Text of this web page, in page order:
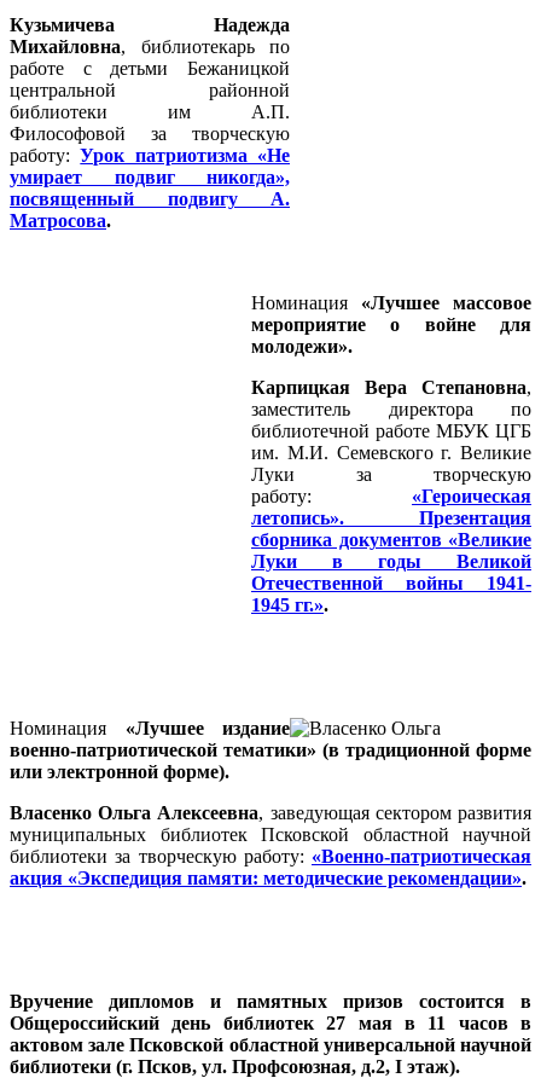
Кузьмичева Надежда
Михайловна, библиотекарь по
работе с детьми Бежаницкой
центральной районной
библиотеки им А.П.
Философовой за творческую
работу:Урок патриотизма «Не
умирает подвиг никогда»,
посвященный подвигу А.
Матросова.
Номинация «Лучшее массовое
мероприятие о войне для
молодежи».
Карпицкая Вера Степановна,
заместитель директора по
библиотечной работе МБУК ЦГБ
им. М.И. Семевского г. Великие
Луки за творческую
работу: «Героическая
летопись». Презентация
сборника документов «Великие
Луки в годы Великой
Отечественной войны 1941-
1945 гг.».
Номинация «Лучшее издание
военно-патриотической тематики» (в традиционной форме
или электронной форме).
Власенко Ольга Алексеевна, заведующая сектором развития
муниципальных библиотек Псковской областной научной
библиотеки за творческую работу: «Военно-патриотическая
акция «Экспедиция памяти: методические рекомендации».
Вручение дипломов и памятных призов состоится в
Общероссийский день библиотек 27 мая в 11 часов в
актовом зале Псковской областной универсальной научной
библиотеки (г. Псков, ул. Профсоюзная, д.2, I этаж).